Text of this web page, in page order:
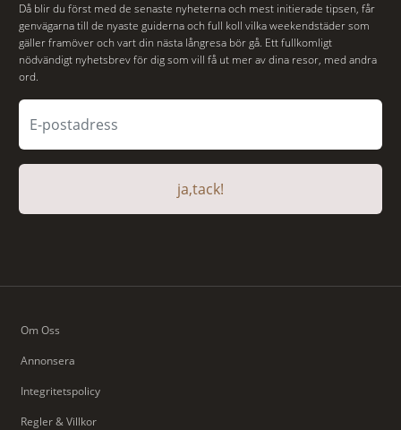
Då blir du först med de senaste nyheterna och mest initierade tipsen, får
genvägarna till de nyaste guiderna och full koll vilka weekendstäder som
gäller framöver och vart din nästa långresa bör gå. Ett fullkomligt
nödvändigt nyhetsbrev för dig som vill få ut mer av dina resor, med andra
ord.
ja,tack!
Om Oss
Annonsera
Integritetspolicy
Regler & Villkor